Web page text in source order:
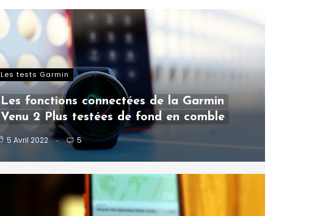
Les tests Garmin
Les fonctions connectées de la Garmin
Venu 2 Plus testées de fond en comble
5 Avril 2022 5